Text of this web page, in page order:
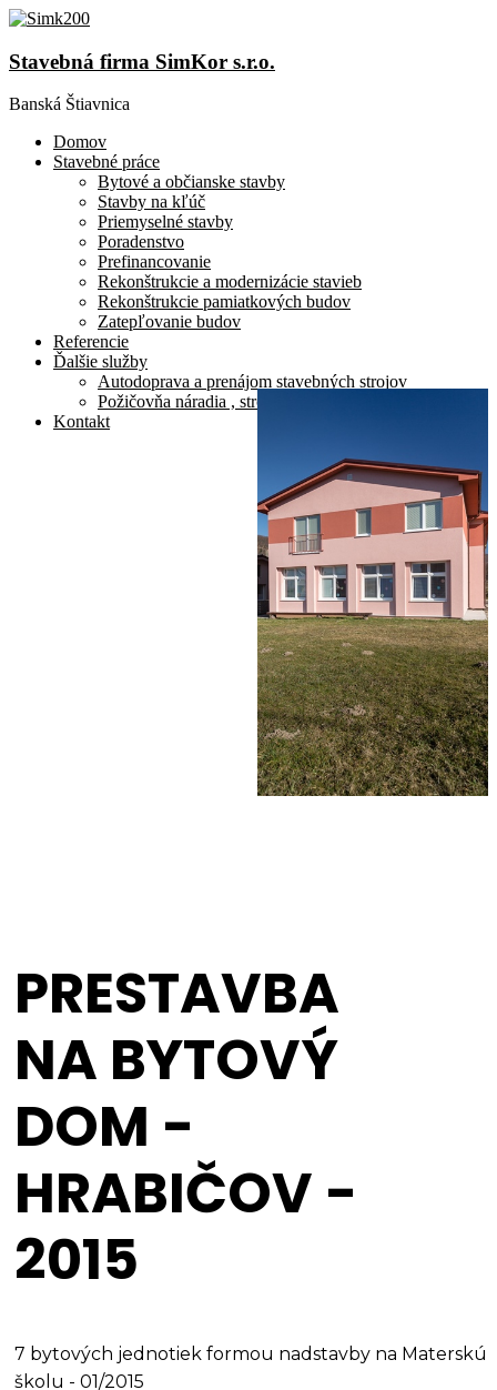
Stavebná firma SimKor s.r.o.
Banská Štiavnica
Domov
Stavebné práce
Bytové a občianske stavby
Stavby na kľúč
Priemyselné stavby
Poradenstvo
Prefinancovanie
Rekonštrukcie a modernizácie stavieb
Rekonštrukcie pamiatkových budov
Zatepľovanie budov
Referencie
Ďalšie služby
Autodoprava a prenájom stavebných strojov
Požičovňa náradia , strojov a malej mechanizácie
Kontakt
PRESTAVBA
NA BYTOVÝ
DOM -
HRABIČOV -
2015
7 bytových jednotiek formou nadstavby na Materskú
školu - 01/2015